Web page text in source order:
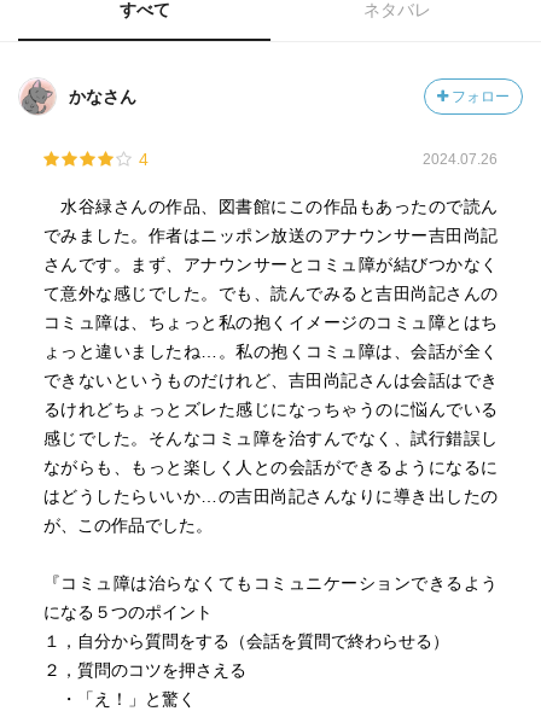
すべて ネタバレ
かなさん フォロー
4 2024.07.26
水谷緑さんの作品、図書館にこの作品もあったので読ん
でみました。作者はニッポン放送のアナウンサー吉田尚記
さんです。まず、アナウンサーとコミュ障が結びつかなく
て意外な感じでした。でも、読んでみると吉田尚記さんの
コミュ障は、ちょっと私の抱くイメージのコミュ障とはち
ょっと違いましたね…。私の抱くコミュ障は、会話が全く
できないというものだけれど、吉田尚記さんは会話はでき
るけれどちょっとズレた感じになっちゃうのに悩んでいる
感じでした。そんなコミュ障を治すんでなく、試行錯誤し
ながらも、もっと楽しく人との会話ができるようになるに
はどうしたらいいか…の吉田尚記さんなりに導き出したの
が、この作品でした。
『コミュ障は治らなくてもコミュニケーションできるよう
になる５つのポイント
１，自分から質問をする（会話を質問で終わらせる）
２，質問のコツを押さえる
・「え！」と驚く